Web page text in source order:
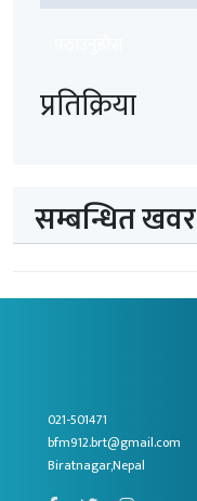
प्रतिक्रिया
सम्बन्धित खवर
021-501471
bfm912.brt@gmail.com
Biratnagar,Nepal